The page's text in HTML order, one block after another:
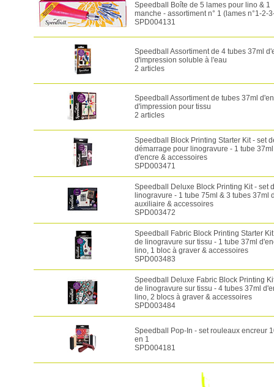
Speedball Boîte de 5 lames pour lino & 1
manche - assortiment n° 1 (lames n°1-2-
SPD004131
Speedball Assortiment de 4 tubes 37ml
d'impression soluble à l'eau
2 articles
Speedball Assortiment de tubes 37ml
d'impression pour tissu
2 articles
Speedball Block Printing Starter Kit - set
démarrage pour linogravure - 1 tube 37ml
d'encre & accessoires
SPD003471
Speedball Deluxe Block Printing Kit - set
linogravure - 1 tube 75ml & 3 tubes 37ml
auxiliaire & accessoires
SPD003472
Speedball Fabric Block Printing Starter
de linogravure sur tissu - 1 tube 37ml
lino, 1 bloc à graver & accessoires
SPD003483
Speedball Deluxe Fabric Block Printing
de linogravure sur tissu - 4 tubes 37ml
lino, 2 blocs à graver & accessoires
SPD003484
Speedball Pop-In - set rouleaux encreur
en 1
SPD004181